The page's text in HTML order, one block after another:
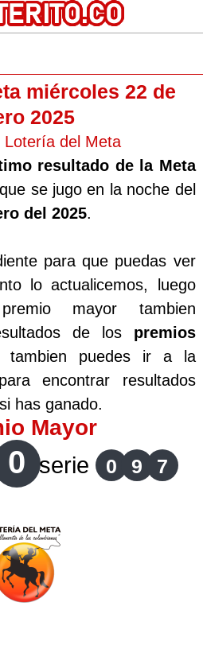
miércoles 22 de
2025
Lotería del Meta
resultado de la Meta
se jugo en la noche del
del 2025.
para que puedas ver
lo actualicemos, luego
mayor tambien
de los premios
puedes ir a la
encontrar resultados
has ganado.
Mayor
0 serie 0 9 7